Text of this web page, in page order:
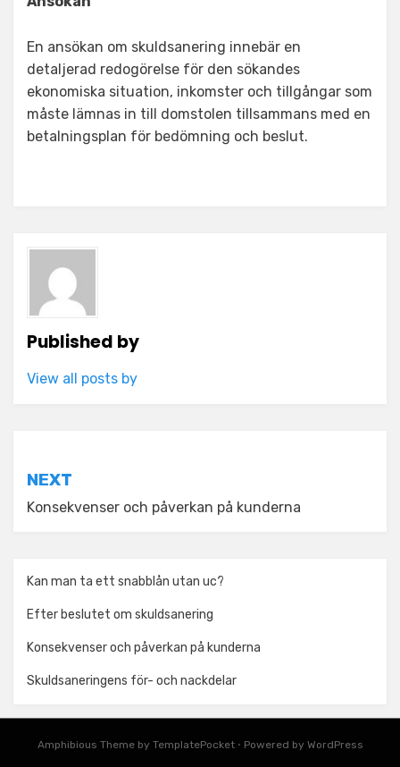
En ansökan om skuldsanering innebär en
detaljerad redogörelse för den sökandes
ekonomiska situation, inkomster och tillgångar som
måste lämnas in till domstolen tillsammans med en
betalningsplan för bedömning och beslut.
Published by
View all posts by
navigation
NEXT
Konsekvenser och påverkan på kunderna
Kan man ta ett snabblån utan uc?
Efter beslutet om skuldsanering
Konsekvenser och påverkan på kunderna
Skuldsaneringens för- och nackdelar
Amphibious Theme by TemplatePocket ⋅ Powered by WordPress